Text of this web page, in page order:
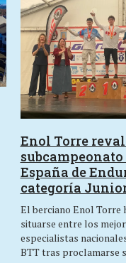
Enol Torre
subcampeonato
España de
categoría
El berciano Enol Torre
situarse entre los
especialistas
BTT tras proclamarse